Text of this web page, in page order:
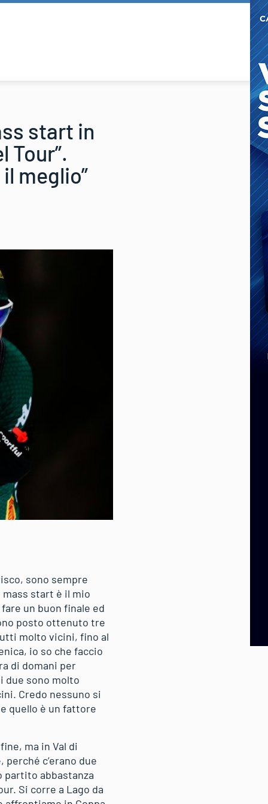
start in
Tour”.
meglio”
sono sempre
start è il mio
un buon finale ed
posto ottenuto tre
molto vicini, fino al
io so che faccio
di domani per
due sono molto
Credo nessuno si
quello è un fattore
ma in Val di
c’erano due
partito abbastanza
Si corre a Lago da